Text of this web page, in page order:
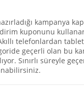
kampanya
kuponunu
telefonlardan
geçerli olan bu
Sınırlı süreyle